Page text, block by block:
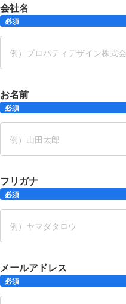
会社名
必須
お名前
必須
フリガナ
必須
メールアドレス
必須